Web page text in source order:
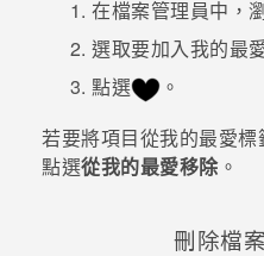
在檔案管理員中，
選取要加入我的最
點選
。
若要將項目從我的最愛標
點選從我的最愛移除。
刪除檔